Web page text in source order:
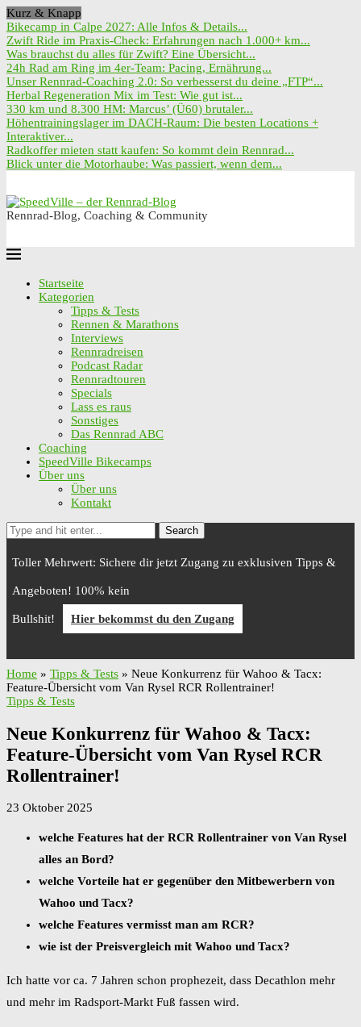
Kurz & Knapp
Bikecamp in Calpe 2027: Alle Infos & Details...
Zwift Ride im Praxis-Check: Erfahrungen nach 1.000+ km...
Was brauchst du alles für Zwift? Eine Übersicht...
24h Rad am Ring im 4er-Team: Pacing, Ernährung...
Unser Rennrad-Coaching 2.0: So verbesserst du deine „FTP“...
Herbal Regeneration Mix im Test: Wie gut ist...
330 km und 8.300 HM: Marcus’ (Ü60) brutaler...
Höhentrainingslager im DACH-Raum: Die besten Locations +
Interaktiver...
Radkoffer mieten statt kaufen: So kommt dein Rennrad...
Blick unter die Motorhaube: Was passiert, wenn dem...
Rennrad-Blog, Coaching & Community
Startseite
Kategorien
Tipps & Tests
Rennen & Marathons
Interviews
Rennradreisen
Podcast Radar
Rennradtouren
Specials
Lass es raus
Sonstiges
Das Rennrad ABC
Coaching
SpeedVille Bikecamps
Über uns
Über uns
Kontakt
Search
Toller Mehrwert: Sichere dir jetzt Zugang zu exklusiven Tipps &
Angeboten! 100% kein
Bullshit! Hier bekommst du den Zugang
Home » Tipps & Tests » Neue Konkurrenz für Wahoo & Tacx:
Feature-Übersicht vom Van Rysel RCR Rollentrainer!
Tipps & Tests
Neue Konkurrenz für Wahoo & Tacx:
Feature-Übersicht vom Van Rysel RCR
Rollentrainer!
23 Oktober 2025
welche Features hat der RCR Rollentrainer von Van Rysel
alles an Bord?
welche Vorteile hat er gegenüber den Mitbewerbern von
Wahoo und Tacx?
welche Features vermisst man am RCR?
wie ist der Preisvergleich mit Wahoo und Tacx?
Ich hatte vor ca. 7 Jahren schon prophezeit, dass Decathlon mehr
und mehr im Radsport-Markt Fuß fassen wird.